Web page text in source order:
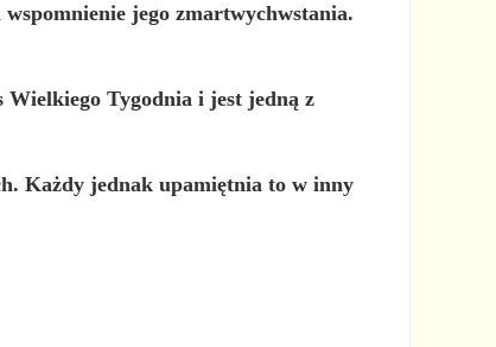
jego zmartwychwstania.
Wielkiego Tygodnia i jest jedną z
Każdy jednak upamiętnia to w inny